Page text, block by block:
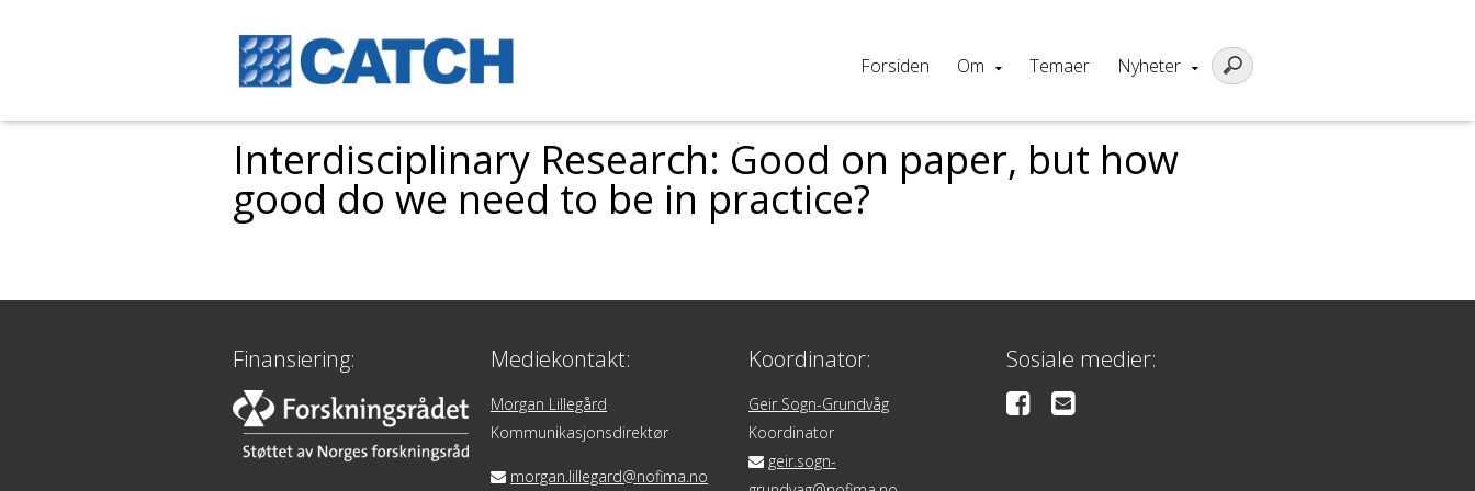
Forsiden Om Temaer Nyheter
Interdisciplinary Research: Good on paper, but how
good do we need to be in practice?
Finansiering: Mediekontakt:
Morgan Lillegård
Kommunikasjonsdirektør
morgan.lillegard@nofima.no
Koordinator:
Geir Sogn-Grundvåg
Koordinator
geir.sogn-
Sosiale medier: